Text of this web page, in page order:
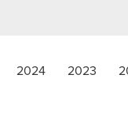
2024 2023